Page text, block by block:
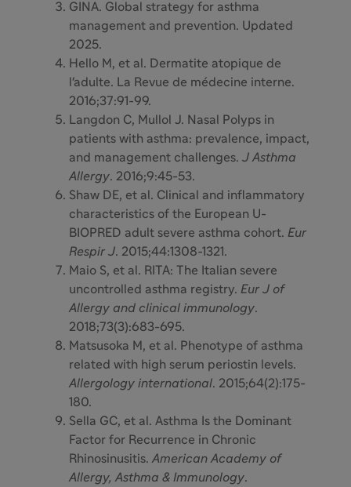
GINA. Global strategy for asthma
management and prevention. Updated
2025.
Hello M, et al. Dermatite atopique de
l'adulte. La Revue de médecine interne.
2016;37:91-99.
Langdon C, Mullol J. Nasal Polyps in
patients with asthma: prevalence, impact,
and management challenges. J Asthma
Allergy. 2016;9:45-53.
Shaw DE, et al. Clinical and inflammatory
characteristics of the European U-
BIOPRED adult severe asthma cohort. Eur
Respir J. 2015;44:1308-1321.
Maio S, et al. RITA: The Italian severe
uncontrolled asthma registry. Eur J of
Allergy and clinical immunology.
2018;73(3):683-695.
Matsusoka M, et al. Phenotype of asthma
related with high serum periostin levels.
Allergology international. 2015;64(2):175-
180.
Sella GC, et al. Asthma Is the Dominant
Factor for Recurrence in Chronic
Rhinosinusitis.American Academy of
Allergy, Asthma & Immunology.